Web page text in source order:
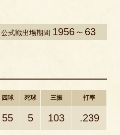
公式戦出場期間 1956～63
四球 死球 三振 打率
55 5 103 .239